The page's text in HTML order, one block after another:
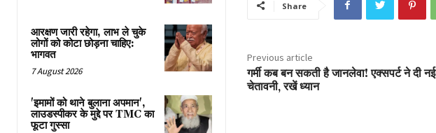
आरक्षण जारी रहेगा, लाभ ले चुके
लोगों को कोटा छोड़ना चाहिए:
भागवत
7 August 2026
'इमामों को थाने बुलाना अपमान',
लाउडस्पीकर के मुद्दे पर TMC का
फूटा गुस्सा
Share
Previous article
गर्मी कब बन सकती है जानलेवा! एक्सपर्ट ने दी नई
चेतावनी, रखें ध्यान